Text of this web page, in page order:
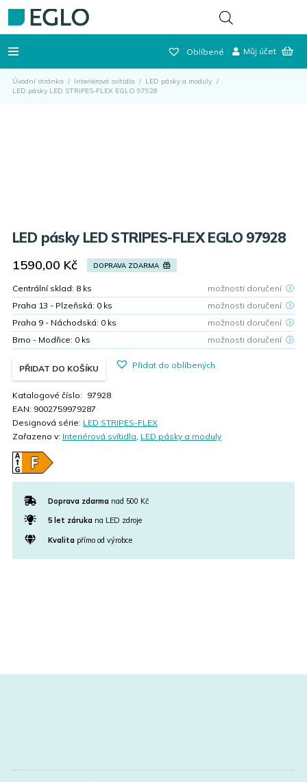
Oblíbené Můj účet
Úvodní stránka / Interiérová svítidla / LED pásky a moduly /
LED pásky LED STRIPES-FLEX EGLO 97928
LED pásky LED STRIPES-FLEX EGLO 97928
1590,00 Kč DOPRAVA ZDARMA
Centrální sklad: 8 ks
možnosti doručení
Praha 13 - Plzeňská: 0 ks
možnosti doručení
Praha 9 - Náchodská: 0 ks
možnosti doručení
Brno - Modřice: 0 ks možnosti doručení
PŘIDAT DO KOŠÍKU Přidat do oblíbených
Katalogové číslo: 97928
EAN: 9002759979287
Designová série: LED STRIPES-FLEX
Zařazeno v: Interiérová svítidla LED pásky a moduly
Doprava zdarma nad 500 Kč
5 let zárukana LED zdroje
Kvalitapřímo od výrobce